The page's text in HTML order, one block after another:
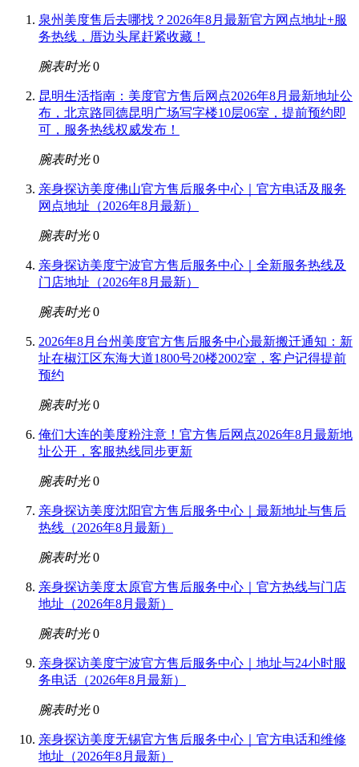
泉州美度售后去哪找？2026年8月最新官方网点地址+服
务热线，厝边头尾赶紧收藏！
腕表时光 0
昆明生活指南：美度官方售后网点2026年8月最新地址公
布，北京路同德昆明广场写字楼10层06室，提前预约即
可，服务热线权威发布！
腕表时光 0
亲身探访美度佛山官方售后服务中心｜官方电话及服务
网点地址（2026年8月最新）
腕表时光 0
亲身探访美度宁波官方售后服务中心｜全新服务热线及
门店地址（2026年8月最新）
腕表时光 0
2026年8月台州美度官方售后服务中心最新搬迁通知：新
址在椒江区东海大道1800号20楼2002室，客户记得提前
预约
腕表时光 0
俺们大连的美度粉注意！官方售后网点2026年8月最新地
址公开，客服热线同步更新
腕表时光 0
亲身探访美度沈阳官方售后服务中心｜最新地址与售后
热线（2026年8月最新）
腕表时光 0
亲身探访美度太原官方售后服务中心｜官方热线与门店
地址（2026年8月最新）
腕表时光 0
亲身探访美度宁波官方售后服务中心｜地址与24小时服
务电话（2026年8月最新）
腕表时光 0
亲身探访美度无锡官方售后服务中心｜官方电话和维修
地址（2026年8月最新）